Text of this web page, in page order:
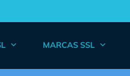
MARCAS SSL